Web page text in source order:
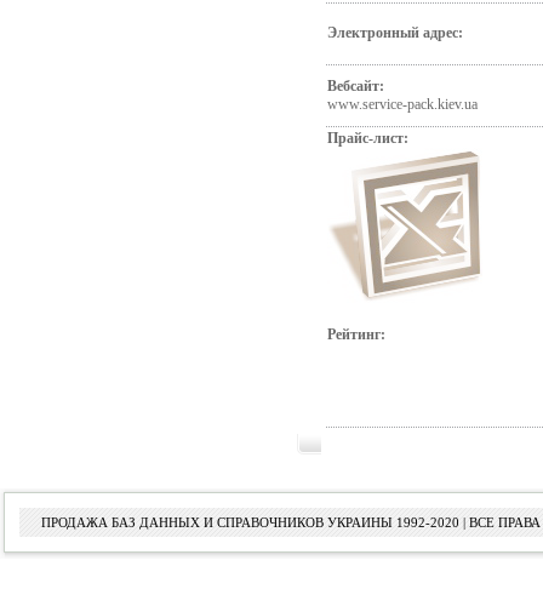
Электронный адрес:
Вебсайт:
www.service-pack.kiev.ua
Прайс-лист:
Рейтинг:
ПРОДАЖА БАЗ ДАННЫХ И СПРАВОЧНИКОВ УКРАИНЫ 1992-2020 | ВСЕ